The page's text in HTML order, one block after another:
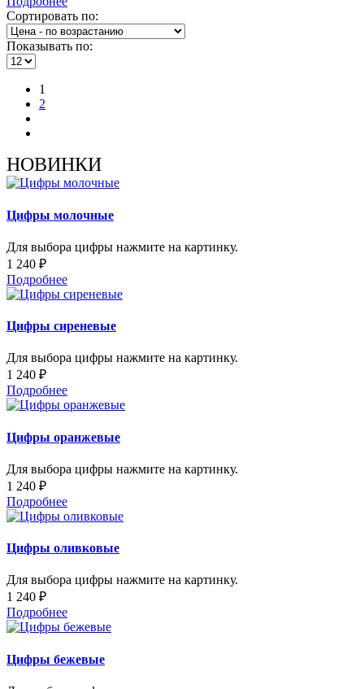
Сортировать по:
Показывать по:
1
2
НОВИНКИ
Цифры молочные
Для выбора цифры нажмите на картинку.
1 240 ₽
Подробнее
Цифры сиреневые
Для выбора цифры нажмите на картинку.
1 240 ₽
Подробнее
Цифры оранжевые
Для выбора цифры нажмите на картинку.
1 240 ₽
Подробнее
Цифры оливковые
Для выбора цифры нажмите на картинку.
1 240 ₽
Подробнее
Цифры бежевые